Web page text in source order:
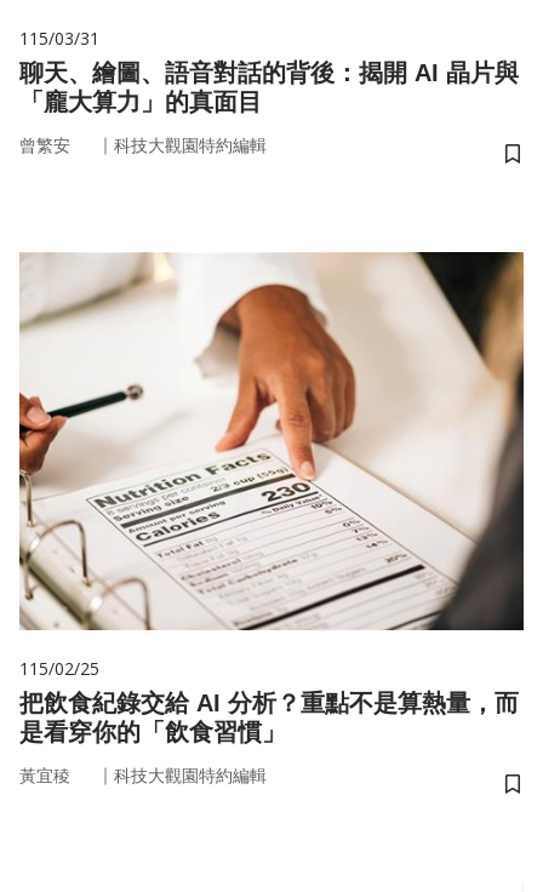
115/03/31
聊天、繪圖、語音對話的背後：揭開 AI 晶片與
「龐大算力」的真面目
曾繁安 ｜ 科技大觀園特約編輯
儲
115/02/25
把飲食紀錄交給 AI 分析？重點不是算熱量，而
是看穿你的「飲食習慣」
黃宜稜 ｜ 科技大觀園特約編輯
儲